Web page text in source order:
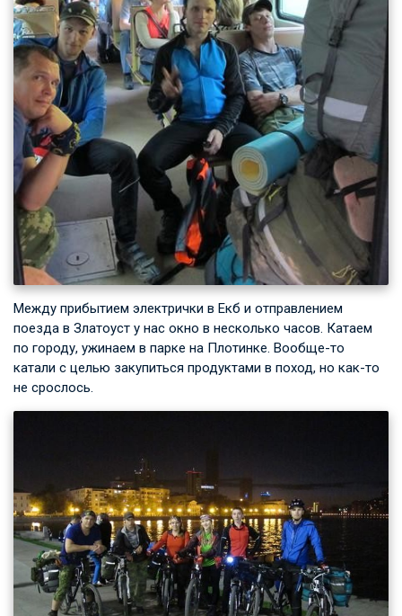
Между прибытием электрички в Екб и отправлением
поезда в Златоуст у нас окно в несколько часов. Катаем
по городу, ужинаем в парке на Плотинке. Вообще-то
катали с целью закупиться продуктами в поход, но как-то
не срослось.